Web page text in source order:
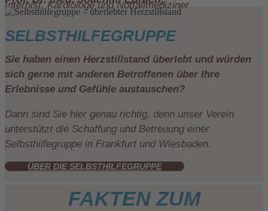
Internist, Kardiologe und Notfallmediziner
SELBSTHILFEGRUPPE
Sie haben einen Herzstillstand überlebt und würden
sich gerne mit anderen Betroffenen über Ihre
Erlebnisse und Gefühle austauschen?
Dann sind Sie hier genau richtig, denn unser Verein
unterstützt die Schaffung und Betreuung einer
Selbsthilfegruppe in Frankfurt und Wiesbaden.
ÜBER DIE SELBSTHILFEGRUPPE
FAKTEN ZUM